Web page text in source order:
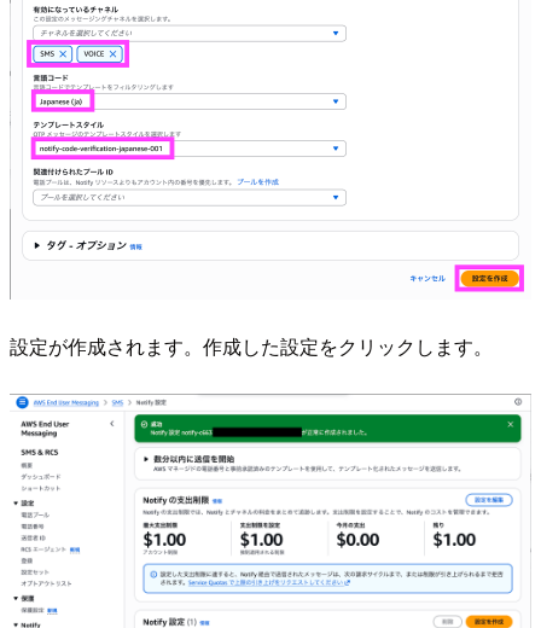
設定が作成されます。作成した設定をクリックします。